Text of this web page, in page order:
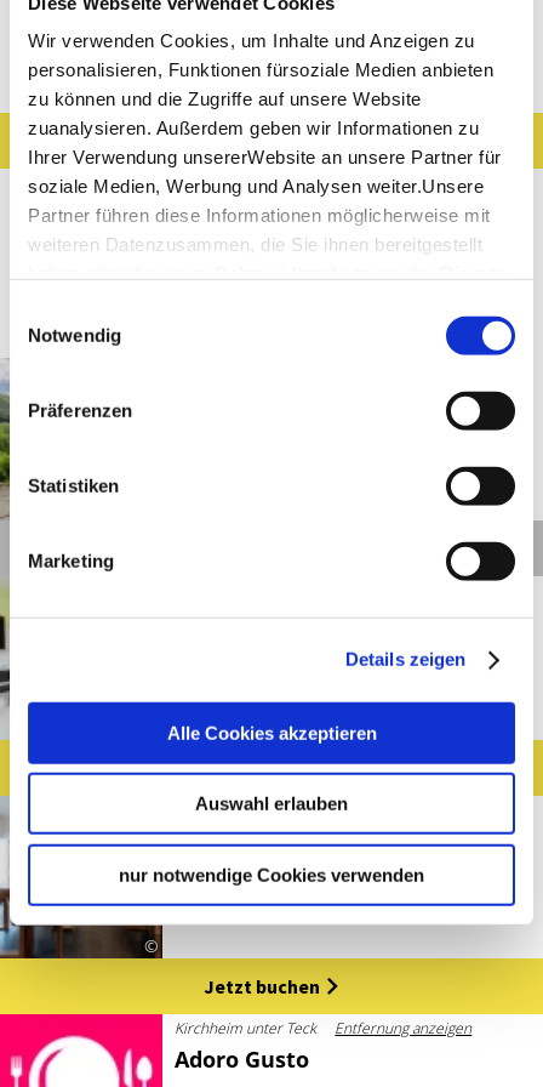
Wir verwenden Cookies, um Inhalte und Anzeigen zu
personalisieren, Funktionen fürsoziale Medien anbieten
zu können und die Zugriffe auf unsere Website
zuanalysieren. Außerdem geben wir Informationen zu
Ihrer Verwendung unsererWebsite an unsere Partner für
soziale Medien, Werbung und Analysen weiter.Unsere
Partner führen diese Informationen möglicherweise mit
weiteren Datenzusammen, die Sie ihnen bereitgestellt
Impressum
Notwendig
Präferenzen
Statistiken
Marketing
Details zeigen
Alle Cookies akzeptieren
Auswahl erlauben
nur notwendige Cookies verwenden
Entdeckungen entlang der Tour
Ergebnisse filtern
Karte anzeigen
Sehenswertes
Gastronomie Wein
Museen & Ausstellungen Freizeit
"Lauter-Alb-Lindach-Radweg"
a2 HOTELS am Quadrium
Jetzt buchen
©
Plochingen Entfernung anzeigen
a2 HOTELS Plochingen
Jetzt buchen
Kirchheim unter Teck Entfernung anzeigen
Adoro Gusto